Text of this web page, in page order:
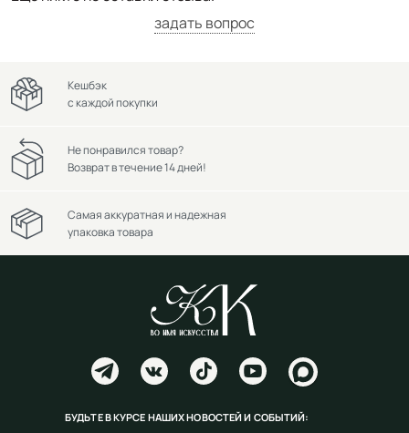
задать вопрос
Кешбэк
с каждой покупки
Не понравился товар?
Возврат в течение 14 дней!
Самая аккуратная и надежная
упаковка товара
БУДЬТЕ В КУРСЕ НАШИХ НОВОСТЕЙ И СОБЫТИЙ: